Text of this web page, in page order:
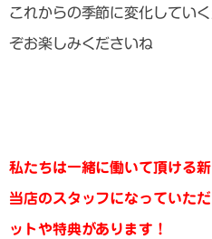
これからの季節に変化してい
ぞお楽しみくださいね
私たちは一緒に働いて頂ける
当店のスタッフになっていた
ットや特典があります！